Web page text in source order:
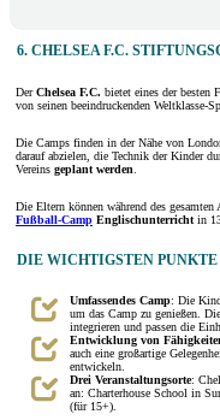
6. CHELSEA F.C.
DerChelsea F.C. bietet eines der besten
von seinen beeindruckenden Weltklasse-
Die Camps finden in der Nähe von
darauf abzielen, die Technik der Kinder
Vereins geplant werden
Die Eltern können während des
Fußball-Camp Englischunterricht in
DIE WICHTIGSTEN PUNKTE
Umfassendes Camp: Die
um das Camp zu genießen.
integrieren und passen die
Entwicklung von
auch eine großartige
entwickeln.
Drei Veranstaltungsorte:
an: Charterhouse School in
(für 15+).